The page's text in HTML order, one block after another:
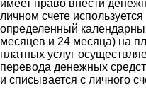
имеет право внести
личном счете
определенный
месяцев и 24 месяца) на
платных услуг
перевода денежных
и списывается с личного